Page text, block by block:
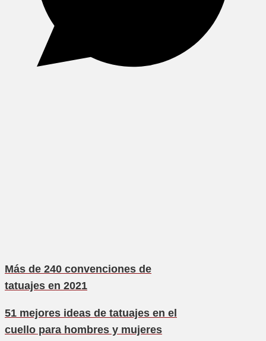
Más de 240 convenciones de
tatuajes en 2021
51 mejores ideas de tatuajes en el
cuello para hombres y mujeres